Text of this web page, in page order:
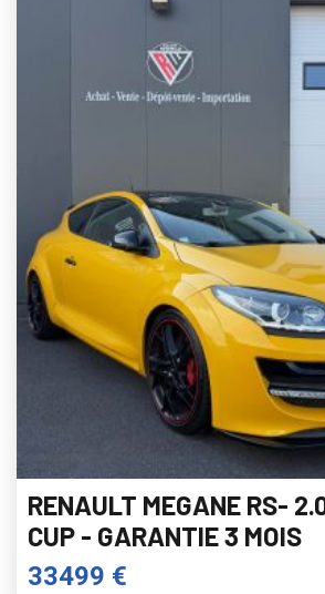
RENAULT MEGANE RS-
CUP - GARANTIE 3 MOIS
33499 €